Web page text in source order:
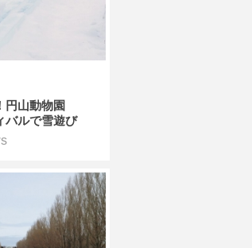
円山動物園
バルで雪遊び